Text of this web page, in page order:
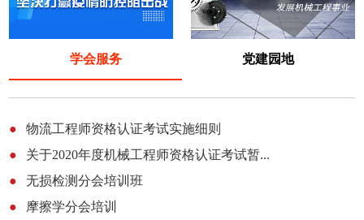
学会服务 党建园地
●
物流工程师资格认证考试实施细则
●
关于2020年度机械工程师资格认证考试暂...
●
无损检测分会培训班
●
摩擦学分会培训